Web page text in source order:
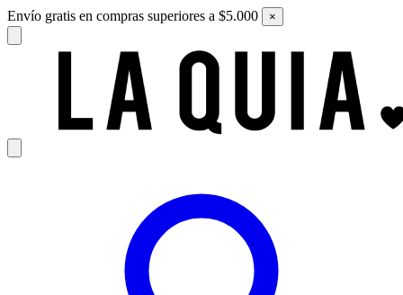
Envío gratis en compras superiores a $5.000 ×